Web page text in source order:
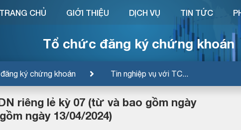
Tổ chức đăng ký chứng khoán
ký chứng khoán Tin nghiệp vụ với TC...
TRANG CHỦ GIỚI THIỆU DỊCH VỤ TIN TỨC
riêng lẻ kỳ 07 (từ và bao gồm ngày
ngày 13/04/2024)